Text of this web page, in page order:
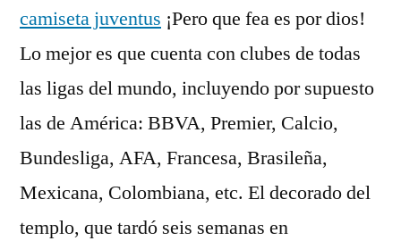
camiseta juventus ¡Pero que fea es por dios!
Lo mejor es que cuenta con clubes de todas
las ligas del mundo, incluyendo por supuesto
las de América: BBVA, Premier, Calcio,
Bundesliga, AFA, Francesa, Brasileña,
Mexicana, Colombiana, etc. El decorado del
templo, que tardó seis semanas en